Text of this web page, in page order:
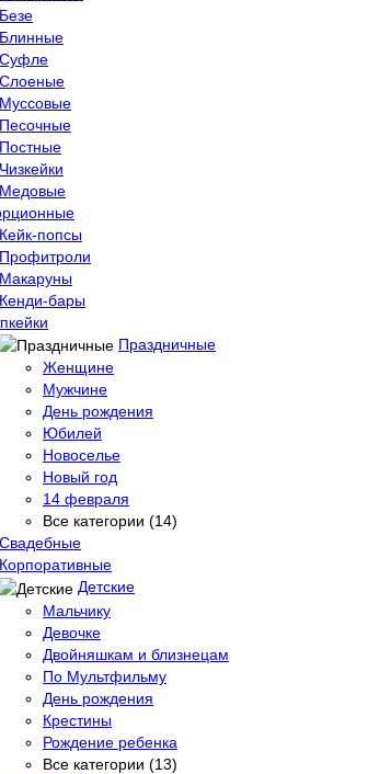
Безе
Блинные
Суфле
Слоеные
Муссовые
Песочные
Постные
Чизкейки
Медовые
Кейк-попсы
Профитроли
Макаруны
Кенди-бары
Праздничные
Женщине
Мужчине
День рождения
Юбилей
Новоселье
Новый год
14 февраля
Все категории (14)
Свадебные
Корпоративные
Детские
Мальчику
Девочке
Двойняшкам и близнецам
По Мультфильму
День рождения
Крестины
Рождение ребенка
Все категории (13)